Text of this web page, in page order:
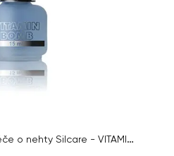
Vyživující zpevňující péče o nehty Silcare - VITAMIN BOMB, 15ml